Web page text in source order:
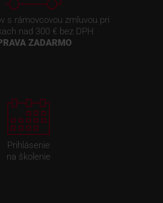
s rámovcovou zmluvou pri
nad 300 € bez DPH
ZADARMO
Prihlásenie
na školenie